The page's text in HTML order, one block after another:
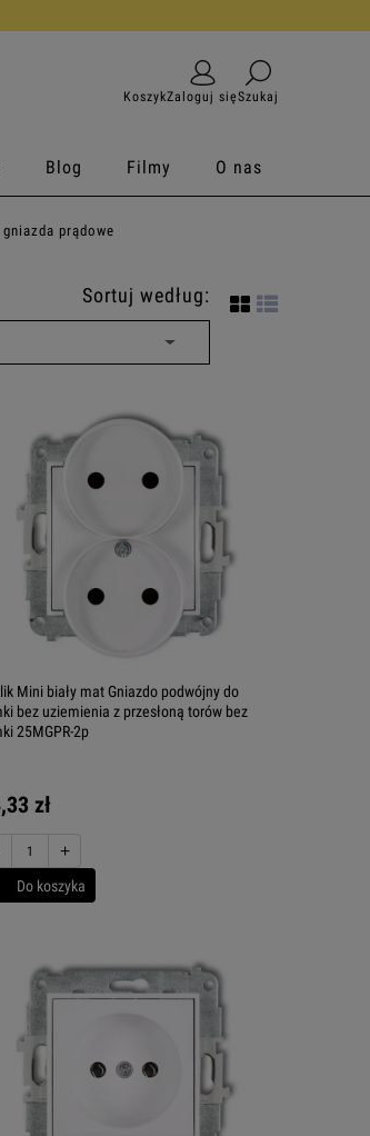
KoszykZaloguj sięSzukaj
Blog Filmy O nas
prądowe
Sortuj według:
Mini biały mat Gniazdo podwójny do
bez uziemienia z przesłoną torów bez
25MGPR-2p
zł
+
Do koszyka